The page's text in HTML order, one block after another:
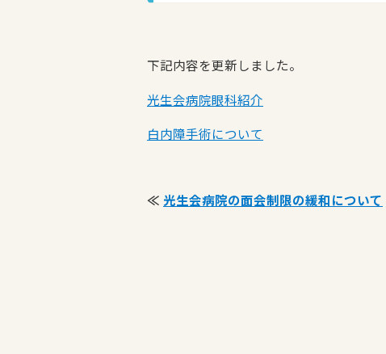
下記内容を更新しました。
光生会病院眼科紹介
白内障手術について
≪ 光生会病院の面会制限の緩和について